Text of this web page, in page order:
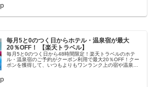
毎月5と0のつく日からホテル・温泉宿が最大
20％OFF！ 【楽天トラベル】
毎月5と0のつく日から48時間限定！楽天トラベルのホテ
ル・温泉宿のご予約がクーポン利用で最大20％OFF！クー
ポンを獲得して、いつもよりもワンランク上の宿や温泉宿